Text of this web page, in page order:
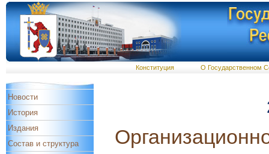
Конституция О Государственном
Новости
История
Издания
Состав и структура